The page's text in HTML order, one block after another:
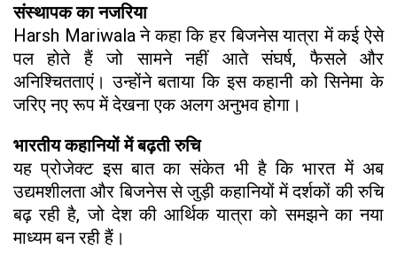
संस्थापक का नजरिया
Harsh Mariwala ने कहा कि हर बिजनेस यात्रा में कई ऐसे
पल होते हैं जो सामने नहीं आते संघर्ष, फैसले और
अनिश्चितताएं। उन्होंने बताया कि इस कहानी को सिनेमा के
जरिए नए रूप में देखना एक अलग अनुभव होगा।
भारतीय कहानियों में बढ़ती रुचि
यह प्रोजेक्ट इस बात का संकेत भी है कि भारत में अब
उद्यमशीलता और बिजनेस से जुड़ी कहानियों में दर्शकों की रुचि
बढ़ रही है, जो देश की आर्थिक यात्रा को समझने का नया
माध्यम बन रही हैं।